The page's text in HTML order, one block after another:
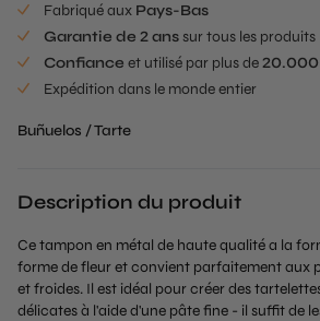
Fabriqué aux Pays-Bas
Garantie de 2 anssur tous les produits
Confiance et utilisé par plus de
Expédition dans le monde entier
Buñuelos / Tarte
Description du produit
Ce tampon en métal de haute qualité a la
forme de fleur et convient parfaitement aux
et froides. Il est idéal pour créer des
délicates à l'aide d'une pâte fine - il suffit de